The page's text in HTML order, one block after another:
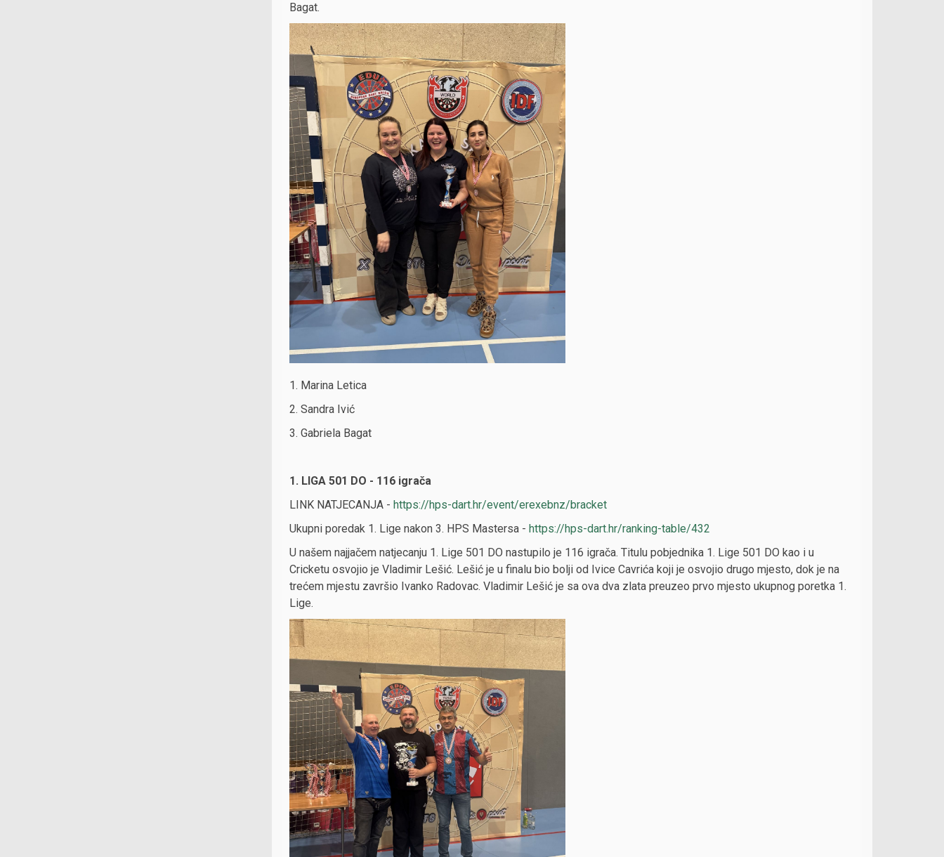
Bagat.
1. Marina Letica
2. Sandra Ivić
3. Gabriela Bagat
1. LIGA 501 DO - 116 igrača
LINK NATJECANJA - https://hps-dart.hr/event/erexebnz/bracket
Ukupni poredak 1. Lige nakon 3. HPS Mastersa - https://hps-dart.hr/ranking-table/432
U našem najjačem natjecanju 1. Lige 501 DO nastupilo je 116 igrača. Titulu pobjednika 1. Lige 501 DO kao i u
Cricketu osvojio je Vladimir Lešić. Lešić je u finalu bio bolji od Ivice Cavrića koji je osvojio drugo mjesto, dok je na
trećem mjestu završio Ivanko Radovac. Vladimir Lešić je sa ova dva zlata preuzeo prvo mjesto ukupnog poretka 1.
Lige.